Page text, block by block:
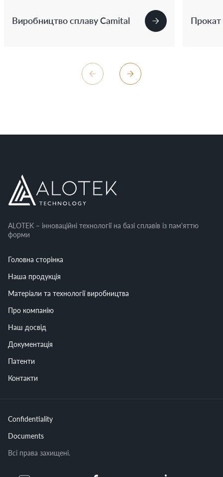
Виробництво сплаву Camital Прокат
ALOTEK – інноваційні технології на базі сплавів із пам'яттю
форми
Головна сторінка
Наша продукція
Матеріали та технології виробництва
Про компанію
Наш досвід
Документація
Патенти
Контакти
Confidentiality
Documents
Всі права захищені.